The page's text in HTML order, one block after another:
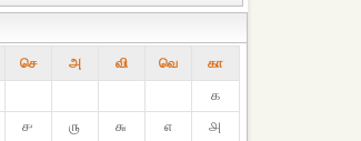
செ அ வி வெ கா
௧
௪ ௫ ௬ ௭
௮